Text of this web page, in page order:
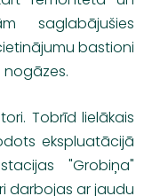
saglabājušies
bastioni
Tobrīd lielākais
ekspluatācijā
"Grobiņa"
darbojas ar jaudu